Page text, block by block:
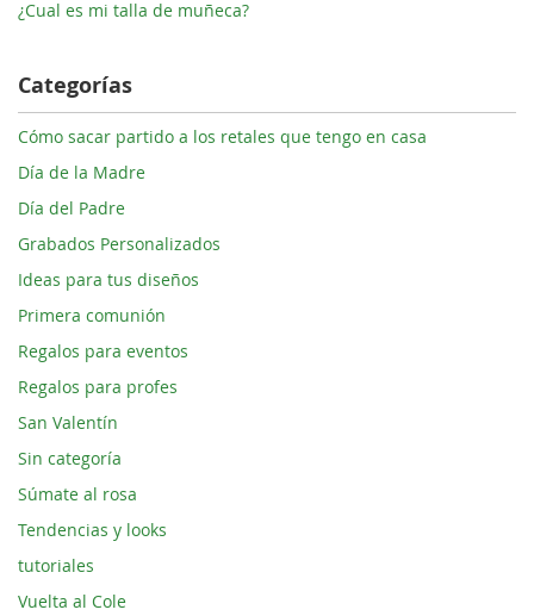
¿Cual es mi talla de muñeca?
Categorías
Cómo sacar partido a los retales que tengo en casa
Día de la Madre
Día del Padre
Grabados Personalizados
Ideas para tus diseños
Primera comunión
Regalos para eventos
Regalos para profes
San Valentín
Sin categoría
Súmate al rosa
Tendencias y looks
tutoriales
Vuelta al Cole